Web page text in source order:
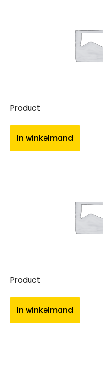
Product
In winkelmand
Product
In winkelmand